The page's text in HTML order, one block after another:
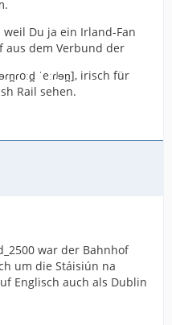
Du ja ein Irland-Fan
aus dem Verbund der
ˈeːɾʲɘn̪], irisch für
Rail sehen.
war der Bahnhof
um die Stáisiún na
Englisch auch als Dublin